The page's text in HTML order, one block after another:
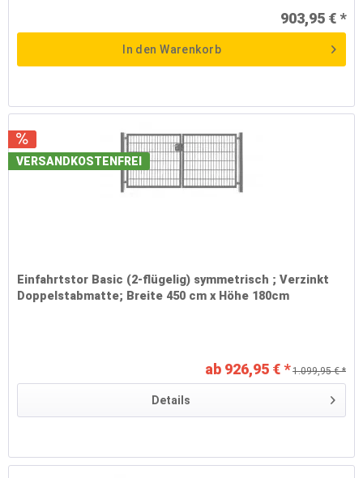
903,95 € *
In den Warenkorb
VERSANDKOSTENFREI
Einfahrtstor Basic (2-flügelig) symmetrisch ; Verzinkt
Doppelstabmatte; Breite 450 cm x Höhe 180cm
ab 926,95 € * 1.099,95 € *
Details